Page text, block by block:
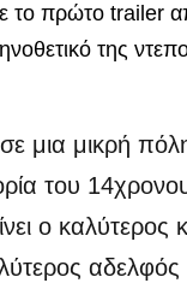
το πρώτο trailer
της
σε μια μικρή
του
ο καλύτερος
αδελφός